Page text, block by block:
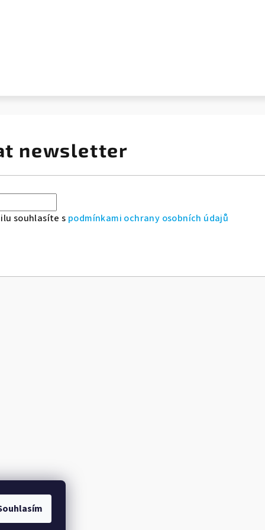
newsletter
souhlasíte s podmínkami ochrany osobních údajů